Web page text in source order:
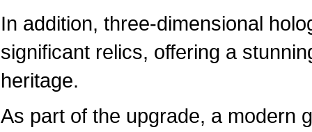
In addition, three-dimensional
significant relics, offering a
heritage.
As part of the upgrade, a modern